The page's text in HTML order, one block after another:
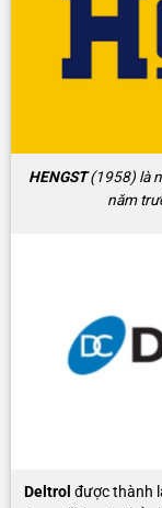
HENGST(1958) là
năm
Deltrol được thành